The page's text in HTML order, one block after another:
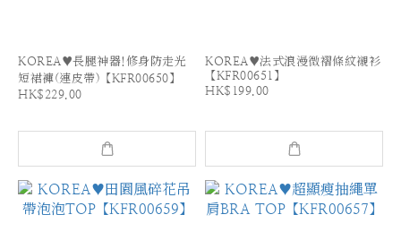
KOREA♥長腿神器!修身防走光
短裙褲(連皮帶)【KFR00650】
HK$229.00
KOREA♥法式浪漫微褶條紋襯衫
【KFR00651】
HK$199.00